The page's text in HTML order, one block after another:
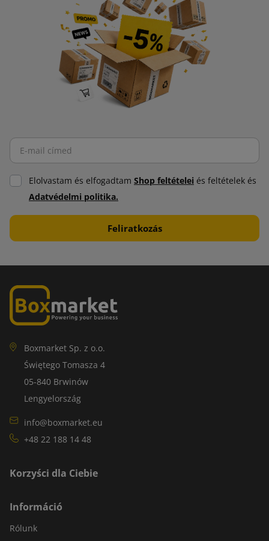
Elolvastam és elfogadtam Shop feltételei és feltételek és
Adatvédelmi politika.
Boxmarket Sp. z o.o.
Świętego Tomasza 4
05-840 Brwinów
Lengyelország
info@boxmarket.eu
+48 22 188 14 48
Korzyści dla Ciebie
Információ
Rólunk